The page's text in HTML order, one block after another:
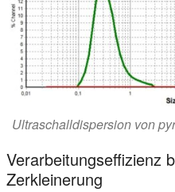
Ultraschalldispersion von
Verarbeitungseffizienz
Zerkleinerung